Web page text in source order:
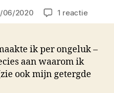
06/2020 1 reactieop
Is
nou
met
ik per ongeluk –
aan waarom ik
ook mijn getergde